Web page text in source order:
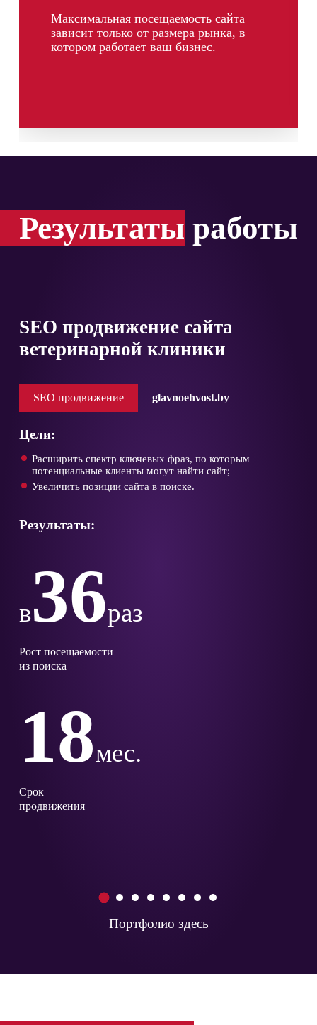
Максимальная посещаемость сайта
зависит только от размера рынка, в
котором работает ваш бизнес.
Результаты работы
SEO продвижение сайта
ветеринарной клиники
SEO продвижение glavnoehvost.by
Цели:
Расширить спектр ключевых фраз, по которым
потенциальные клиенты могут найти сайт;
Увеличить позиции сайта в поиске.
Результаты:
в36раз
Рост посещаемости
из поиска
18мес.
Срок
продвижения
1 2 3 4 5 6 7 8
Портфолио здесь